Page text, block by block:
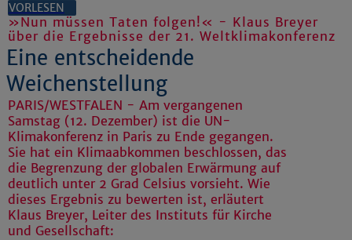
VORLESEN
»Nun müssen Taten folgen!« - Klaus Breyer
über die Ergebnisse der 21. Weltklimakonferenz
Eine entscheidende
Weichenstellung
PARIS/WESTFALEN - Am vergangenen
Samstag (12. Dezember) ist die UN-
Klimakonferenz in Paris zu Ende gegangen.
Sie hat ein Klimaabkommen beschlossen, das
die Begrenzung der globalen Erwärmung auf
deutlich unter 2 Grad Celsius vorsieht. Wie
dieses Ergebnis zu bewerten ist, erläutert
Klaus Breyer, Leiter des Instituts für Kirche
und Gesellschaft: